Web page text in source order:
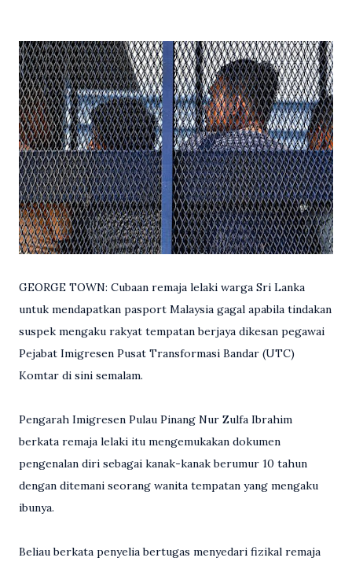
GEORGE TOWN: Cubaan remaja lelaki warga Sri Lanka
untuk mendapatkan pasport Malaysia gagal apabila tindakan
suspek mengaku rakyat tempatan berjaya dikesan pegawai
Pejabat Imigresen Pusat Transformasi Bandar (UTC)
Komtar di sini semalam.
Pengarah Imigresen Pulau Pinang Nur Zulfa Ibrahim
berkata remaja lelaki itu mengemukakan dokumen
pengenalan diri sebagai kanak-kanak berumur 10 tahun
dengan ditemani seorang wanita tempatan yang mengaku
ibunya.
Beliau berkata penyelia bertugas menyedari fizikal remaja